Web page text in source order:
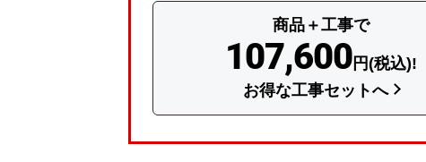
商品＋工事で
107,600円(税込)!
お得な工事セットへ